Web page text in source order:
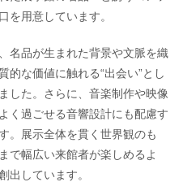
を用意しています。
名品が生まれた背景や文脈を織
的な価値に触れる“出会い”とし
した。さらに、音楽制作や映像
く過ごせる音響設計にも配慮す
。展示全体を貫く世界観のも
で幅広い来館者が楽しめるよ
出しています。